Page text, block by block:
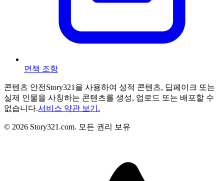
면책 조항
콘텐츠 안전 Story321을 사용하여 성적 콘텐츠, 딥페이크 또는
실제 인물을 사칭하는 콘텐츠를 생성, 업로드 또는 배포할 수
없습니다.서비스 약관 보기.
© 2026 Story321.com. 모든 권리 보유